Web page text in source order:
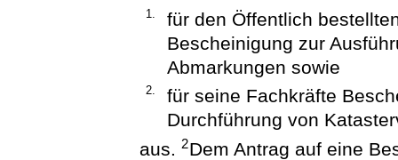
1.
für den Öffentlich
Bescheinigung zur
Abmarkungen sowie
2.
für seine Fachkräfte
Durchführung von
aus.2Dem Antrag auf eine